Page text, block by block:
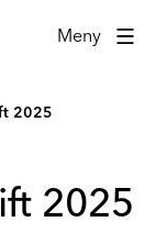
Meny
2025
2025